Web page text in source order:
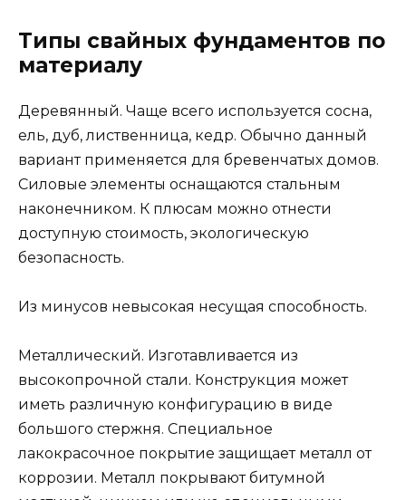
Типы свайных фундаментов по
материалу
Деревянный. Чаще всего используется сосна,
ель, дуб, лиственница, кедр. Обычно данный
вариант применяется для бревенчатых домов.
Силовые элементы оснащаются стальным
наконечником. К плюсам можно отнести
доступную стоимость, экологическую
безопасность.
Из минусов невысокая несущая способность.
Металлический. Изготавливается из
высокопрочной стали. Конструкция может
иметь различную конфигурацию в виде
большого стержня. Специальное
лакокрасочное покрытие защищает металл от
коррозии. Металл покрывают битумной